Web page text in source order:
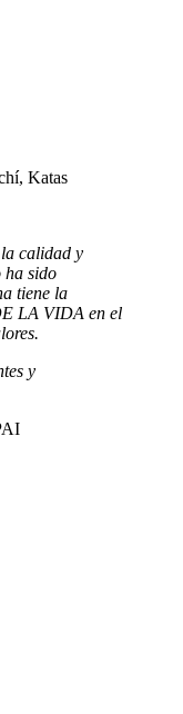
Katas
calidad y
ha sido
tiene la
LA VIDA en el
y